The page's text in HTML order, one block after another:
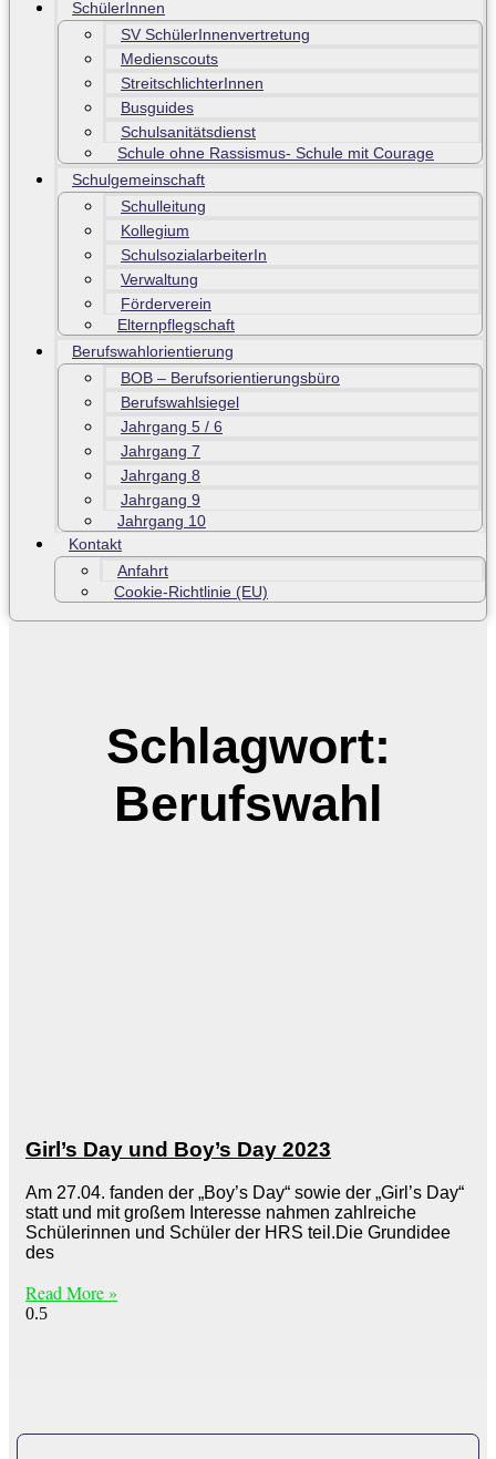
SchülerInnen
SV SchülerInnenvertretung
Medienscouts
StreitschlichterInnen
Busguides
Schulsanitätsdienst
Schule ohne Rassismus- Schule mit Courage
Schulgemeinschaft
Schulleitung
Kollegium
SchulsozialarbeiterIn
Verwaltung
Förderverein
Elternpflegschaft
Berufswahlorientierung
BOB – Berufsorientierungsbüro
Berufswahlsiegel
Jahrgang 5 / 6
Jahrgang 7
Jahrgang 8
Jahrgang 9
Jahrgang 10
Kontakt
Anfahrt
Cookie-Richtlinie (EU)
Schlagwort:
Berufswahl
Girl’s Day und Boy’s Day 2023
Am 27.04. fanden der „Boy’s Day“ sowie der „Girl’s Day“
statt und mit großem Interesse nahmen zahlreiche
Schülerinnen und Schüler der HRS teil.Die Grundidee
des
Read More »